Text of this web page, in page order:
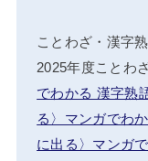
ことわざ・漢字
2025年度ことわ
でわかる 漢字熟
る〉マンガでわ
に出る〉マンガ